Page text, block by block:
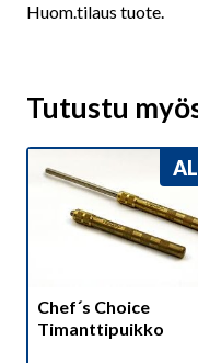
Huom.tilaus tuote.
Tutustu
Chef´s Choice
Timanttipuikko